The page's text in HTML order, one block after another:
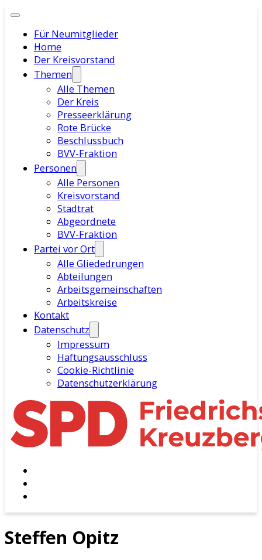
Für Neumitglieder
Home
Der Kreisvorstand
Themen
Alle Themen
Der Kreis
Presseerklärung
Rote Brücke
Beschlussbuch
BVV-Fraktion
Personen
Alle Personen
Kreisvorstand
Stadtrat
Abgeordnete
BVV-Fraktion
Partei vor Ort
Alle Gliededrungen
Abteilungen
Arbeitsgemeinschaften
Arbeitskreise
Kontakt
Datenschutz
Impressum
Haftungsausschluss
Cookie-Richtlinie
Datenschutzerklärung
Steffen Opitz